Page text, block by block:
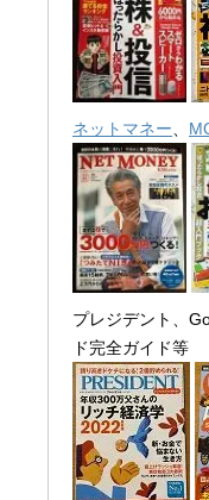
ネットマネー
プレジデント、
ド完全ガイド等